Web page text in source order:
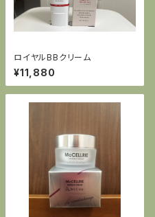
ロイヤルBBクリーム
¥11,880